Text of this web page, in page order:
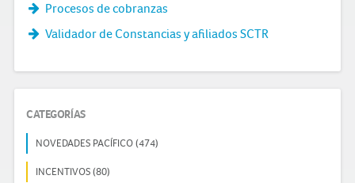
Procesos de cobranzas
Validador de Constancias y afiliados SCTR
CATEGORÍAS
NOVEDADES PACÍFICO (474)
INCENTIVOS (80)